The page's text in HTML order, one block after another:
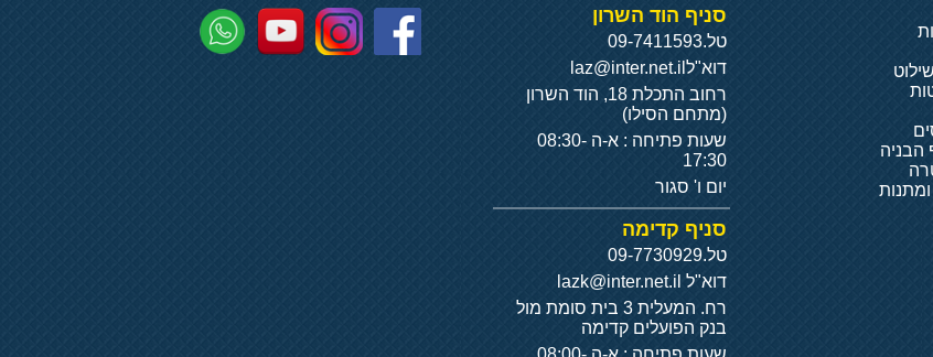
הבניה
סניף הוד השרון
טל.09-7411593
דוא"ל laz@inter.net.il
רחוב התכלת 18, הוד השרון
(מתחם הסילו)
שעות פתיחה : א-ה 08:30-
17:30
יום ו' סגור
סניף קדימה
טל.09-7730929
דוא"ל
רח. המעלית 3 בית סומת מול
בנק הפועלים קדימה